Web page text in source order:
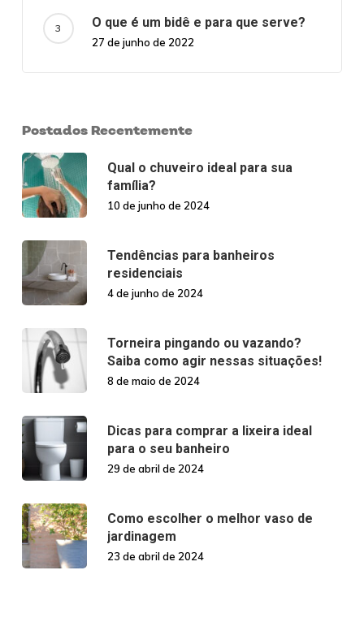
O que é um bidê e para que serve?
27 de junho de 2022
Postados Recentemente
Qual o chuveiro ideal para sua
família?
10 de junho de 2024
Tendências para banheiros
residenciais
4 de junho de 2024
Torneira pingando ou vazando?
Saiba como agir nessas situações!
8 de maio de 2024
Dicas para comprar a lixeira ideal
para o seu banheiro
29 de abril de 2024
Como escolher o melhor vaso de
jardinagem
23 de abril de 2024